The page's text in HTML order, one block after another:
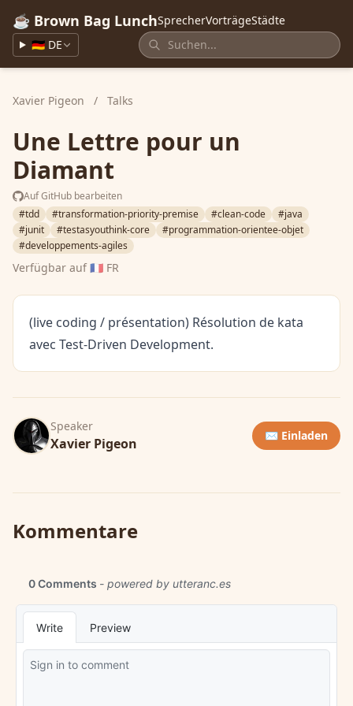
☕ Brown Bag LunchSprecherVorträgeStädte
🇩🇪 DE
Xavier Pigeon / Talks
Une Lettre pour un
Diamant
Auf GitHub bearbeiten
#tdd
#transformation-priority-premise #clean-code
#java
#junit
#testasyouthink-core
#programmation-orientee-objet
#developpements-agiles
Verfügbar auf🇫🇷 FR
(live coding / présentation) Résolution de kata
avec Test-Driven Development.
Speaker
Xavier Pigeon ✉️ Einladen
Kommentare